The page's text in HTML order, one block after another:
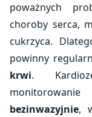
poważnych
choroby serca,
cukrzyca.
powinny
krwi.
bezinwazyjnie,